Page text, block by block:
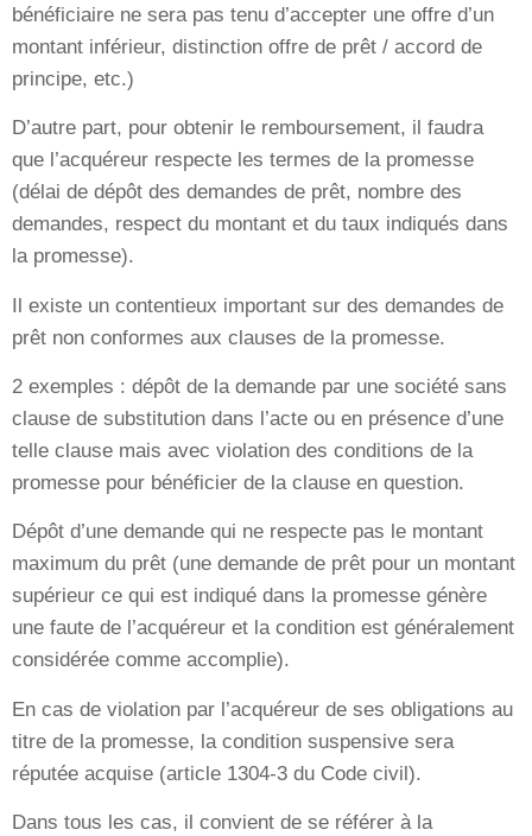
bénéficiaire ne sera pas tenu d’accepter une offre d’un
montant inférieur, distinction offre de prêt / accord de
principe, etc.)
D’autre part, pour obtenir le remboursement, il faudra
que l’acquéreur respecte les termes de la promesse
(délai de dépôt des demandes de prêt, nombre des
demandes, respect du montant et du taux indiqués dans
la promesse).
Il existe un contentieux important sur des demandes de
prêt non conformes aux clauses de la promesse.
2 exemples : dépôt de la demande par une société sans
clause de substitution dans l’acte ou en présence d’une
telle clause mais avec violation des conditions de la
promesse pour bénéficier de la clause en question.
Dépôt d’une demande qui ne respecte pas le montant
maximum du prêt (une demande de prêt pour un montant
supérieur ce qui est indiqué dans la promesse génère
une faute de l’acquéreur et la condition est généralement
considérée comme accomplie).
En cas de violation par l’acquéreur de ses obligations au
titre de la promesse, la condition suspensive sera
réputée acquise (article 1304-3 du Code civil).
Dans tous les cas, il convient de se référer à la